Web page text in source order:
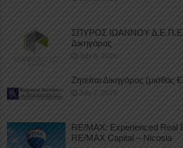
ΣΠΥΡΟΣ ΙΩΑΝΝΟΥ Δ.Ε.Π.Ε.:
Δικηγόρος
July 8, 2026
Ζητείται Δικηγόρος (μισθός
July 7, 2026
RE/MAX: Experienced Real
RE/MAX Capital – Nicosia